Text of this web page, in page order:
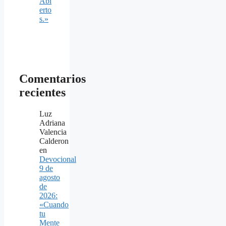
erto
s.»
Comentarios
recientes
Luz
Adriana
Valencia
Calderon
en
Devocional
9 de
agosto
de
2026:
«Cuando
tu
Mente